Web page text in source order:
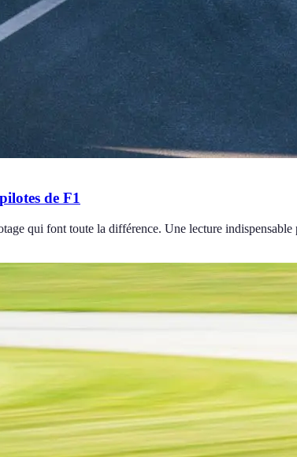
de F1
qui font toute la différence. Une lecture indispensable